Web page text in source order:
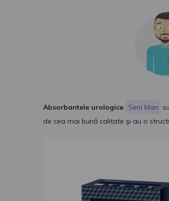
Absorbantele urologice Seni Man
de cea mai bună calitate şi au o